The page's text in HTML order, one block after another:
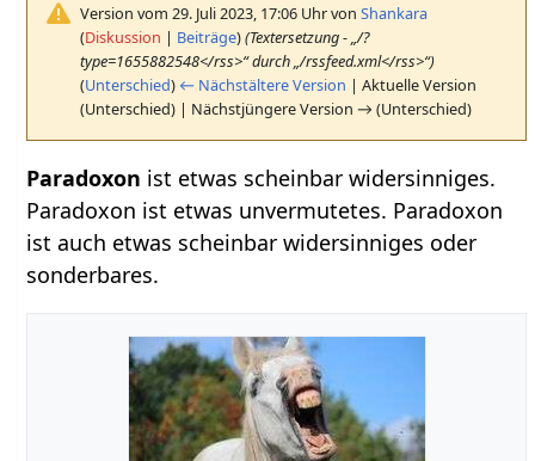
Version vom 29. Juli 2023, 17:06 Uhr vonShankara
(Diskussion | Beiträge)(Textersetzung - „/?
type=1655882548</rss>“ durch „/rssfeed.xml</rss>“)
(Unterschied) ← Nächstältere Version | Aktuelle Version
(Unterschied) | Nächstjüngere Version → (Unterschied)
Paradoxon ist etwas scheinbar widersinniges.
Paradoxon ist etwas unvermutetes. Paradoxon
ist auch etwas scheinbar widersinniges oder
sonderbares.